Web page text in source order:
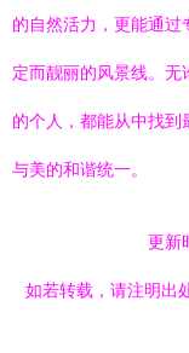
的自然活力，更能通
定而靓丽的风景线。
的个人，都能从中找
与美的和谐统一。
更新
如若转载，请注明出